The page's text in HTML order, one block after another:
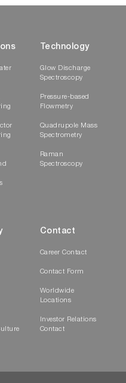
Technology
Glow Discharge
Spectroscopy
Pressure-based
Flowmetry
Quadrupole Mass
Spectrometry
Raman
Spectroscopy
Contact
Career Contact
Contact Form
Worldwide
Locations
Investor Relations
Contact